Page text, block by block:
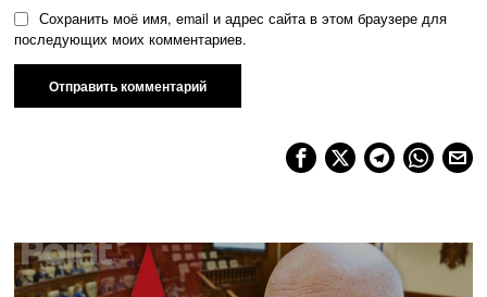
Сохранить моё имя, email и адрес сайта в этом браузере для
последующих моих комментариев.